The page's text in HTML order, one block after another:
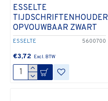
ESSELTE 5600700
ESSELTE
TIJDSCHRIFTENHOUDER
OPVOUWBAAR ZWART
€3,72